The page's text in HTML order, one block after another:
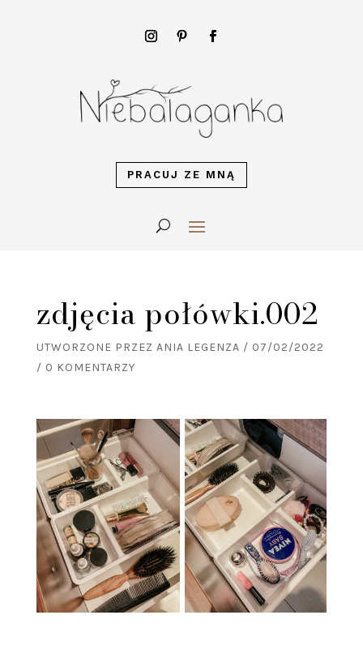
PRACUJ ZE MNĄ
zdjęcia połówki.002
UTWORZONE PRZEZ ANIA LEGENZA / 07/02/2022
/ 0 KOMENTARZY